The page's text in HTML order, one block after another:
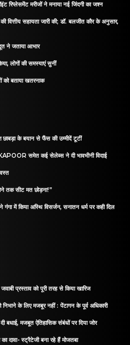
रिप्लेसमेंट मरीजों ने मनाया नई जिंदगी का जश्न
सहायता जारी की; डॉ. बलजीत कौर के अनुसार,
ने जताया आभार
लोगों की समस्याएं सुनीं
को बताया खतरनाक
छाबड़ा के बयान से फैंस की उम्मीदें टूटीं
समेत कई सेलेब्स ने दी भावभीनी विदाई
तक सीट मत छोड़ना!”
में किया अस्थि विसर्जन, सनातन धर्म पर कही दिल
प्रस्ताव को पूरी तरह से किया खारिज
निभाने के लिए मजबूर नहीं : पेंटागन के पूर्व अधिकारी
बधाई, मजबूत ऐतिहासिक संबंधों पर दिया जोर
दावा- स्ट्रैटेजी बना रहे हैं मोजतबा